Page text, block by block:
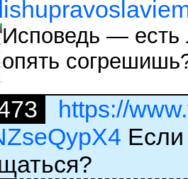
Исповедь — есть
опять
https://
Если